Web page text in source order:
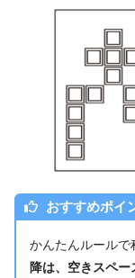
おすすめポイ
かんたんルール
降は、空きスペ